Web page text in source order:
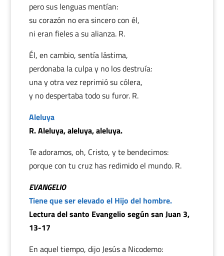
pero sus lenguas mentían:
su corazón no era sincero con él,
ni eran fieles a su alianza. R.
Él, en cambio, sentía lástima,
perdonaba la culpa y no los destruía:
una y otra vez reprimió su cólera,
y no despertaba todo su furor. R.
Aleluya
R. Aleluya, aleluya, aleluya.
Te adoramos, oh, Cristo, y te bendecimos:
porque con tu cruz has redimido el mundo. R.
EVANGELIO
Tiene que ser elevado el Hijo del hombre.
Lectura del santo Evangelio según san Juan 3,
13-17
En aquel tiempo, dijo Jesús a Nicodemo: